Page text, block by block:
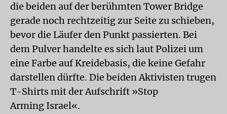
die beiden auf der berühmten Tower Bridge
gerade noch rechtzeitig zur Seite zu schieben,
bevor die Läufer den Punkt passierten. Bei
dem Pulver handelte es sich laut Polizei um
eine Farbe auf Kreidebasis, die keine Gefahr
darstellen dürfte. Die beiden Aktivisten trugen
T-Shirts mit der Aufschrift »Stop
Arming Israel«.